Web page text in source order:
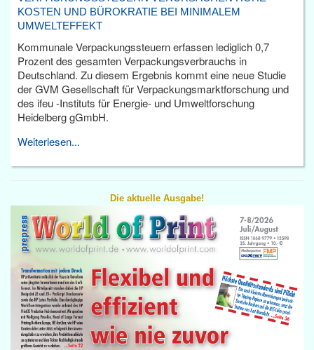
KOSTEN UND BÜROKRATIE BEI MINIMALEM
UMWELTEFFEKT
Kommunale Verpackungssteuern erfassen lediglich 0,7
Prozent des gesamten Verpackungsverbrauchs in
Deutschland. Zu diesem Ergebnis kommt eine neue Studie
der GVM Gesellschaft für Verpackungsmarktforschung und
des ifeu -Instituts für Energie- und Umweltforschung
Heidelberg gGmbH.
Weiterlesen...
Die aktuelle Ausgabe!